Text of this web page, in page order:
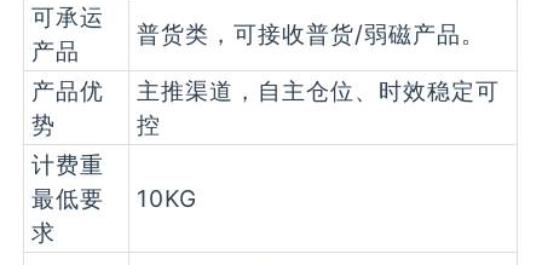
可承运
产品
普货类，可接收普货/弱磁产品。
产品优
势
主推渠道，自主仓位、时效稳定可
控
计费重
最低要
求
10KG